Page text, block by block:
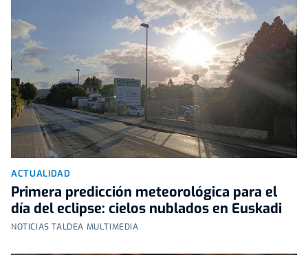
ACTUALIDAD
Primera predicción meteorológica para el
día del eclipse: cielos nublados en Euskadi
NOTICIAS TALDEA MULTIMEDIA